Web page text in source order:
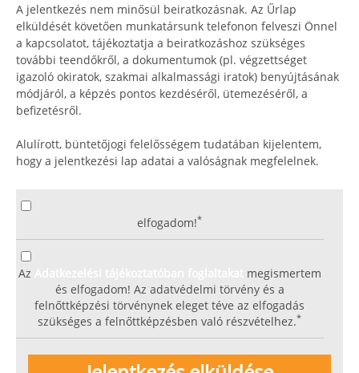
A jelentkezés nem minősül beiratkozásnak. Az Űrlap
elküldését követően munkatársunk telefonon felveszi Önnel
a kapcsolatot, tájékoztatja a beiratkozáshoz szükséges
további teendőkről, a dokumentumok (pl. végzettséget
igazoló okiratok, szakmai alkalmassági iratok) benyújtásának
módjáról, a képzés pontos kezdéséről, ütemezéséről, a
befizetésről.
Alulírott, büntetőjogi felelősségem tudatában kijelentem,
hogy a jelentkezési lap adatai a valóságnak megfelelnek.
elfogadom!*
Az
megismertem
és elfogadom! Az adatvédelmi törvény és a
felnőttképzési törvénynek eleget téve az elfogadás
szükséges a felnőttképzésben való részvételhez.*